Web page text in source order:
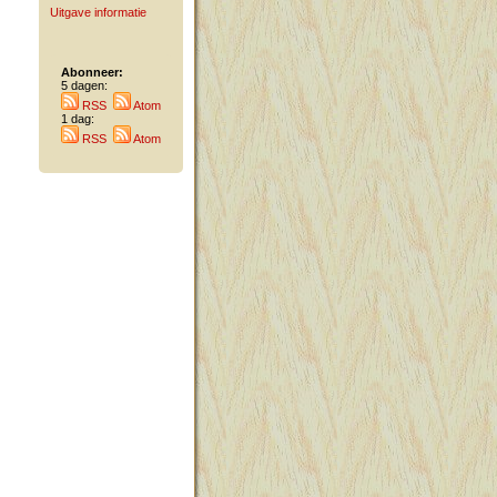
Uitgave informatie
Abonneer:
5 dagen:
RSS
Atom
1 dag:
RSS
Atom